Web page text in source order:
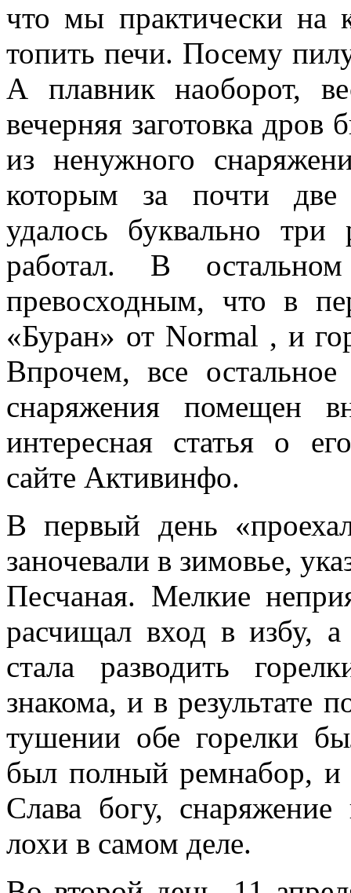
что мы практически на
топить печи. Посему
А плавник наоборот,
вечерняя заготовка
из ненужного
которым за почти две
удалось буквально
работал. В
превосходным, что в
«Буран» от Normal , и
Впрочем, все
снаряжения помещен
интересная статья о
сайте Активинфо.
В первый день
заночевали в зимовье,
Песчаная. Мелкие
расчищал вход в избу,
стала разводить
знакома, и в результате
тушении обе горелки
был полный ремнабор, и
Слава богу,
лохи в самом деле.